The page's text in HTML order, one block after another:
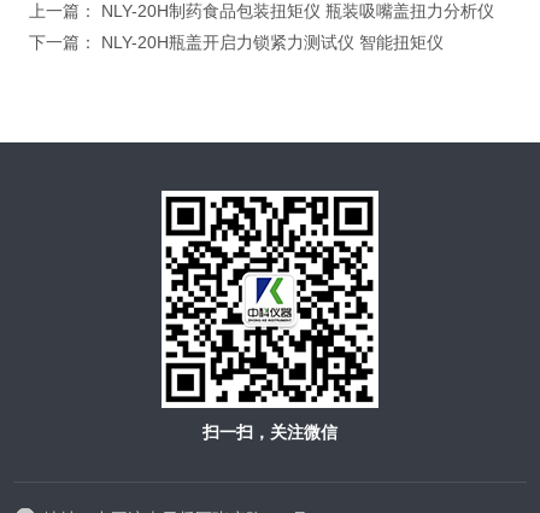
上一篇： NLY-20H制药食品包装扭矩仪 瓶装吸嘴盖扭力分析仪
下一篇： NLY-20H瓶盖开启力锁紧力测试仪 智能扭矩仪
扫一扫，关注微信